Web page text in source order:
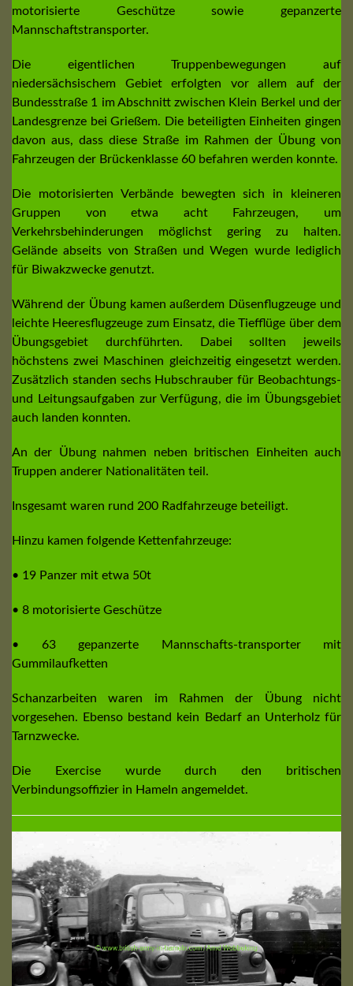
motorisierte Geschütze sowie gepanzerte
Mannschaftstransporter.
Die eigentlichen Truppenbewegungen auf
niedersächsischem Gebiet erfolgten vor allem auf der
Bundesstraße 1 im Abschnitt zwischen Klein Berkel und der
Landesgrenze bei Grießem. Die beteiligten Einheiten gingen
davon aus, dass diese Straße im Rahmen der Übung von
Fahrzeugen der Brückenklasse 60 befahren werden konnte.
Die motorisierten Verbände bewegten sich in kleineren
Gruppen von etwa acht Fahrzeugen, um
Verkehrsbehinderungen möglichst gering zu halten.
Gelände abseits von Straßen und Wegen wurde lediglich
für Biwakzwecke genutzt.
Während der Übung kamen außerdem Düsenflugzeuge und
leichte Heeresflugzeuge zum Einsatz, die Tiefflüge über dem
Übungsgebiet durchführten. Dabei sollten jeweils
höchstens zwei Maschinen gleichzeitig eingesetzt werden.
Zusätzlich standen sechs Hubschrauber für Beobachtungs-
und Leitungsaufgaben zur Verfügung, die im Übungsgebiet
auch landen konnten.
An der Übung nahmen neben britischen Einheiten auch
Truppen anderer Nationalitäten teil.
Insgesamt waren rund 200 Radfahrzeuge beteiligt.
Hinzu kamen folgende Kettenfahrzeuge:
• 19 Panzer mit etwa 50t
• 8 motorisierte Geschütze
• 63 gepanzerte Mannschafts-transporter mit
Gummilaufketten
Schanzarbeiten waren im Rahmen der Übung nicht
vorgesehen. Ebenso bestand kein Bedarf an Unterholz für
Tarnzwecke.
Die Exercise wurde durch den britischen
Verbindungsoffizier in Hameln angemeldet.